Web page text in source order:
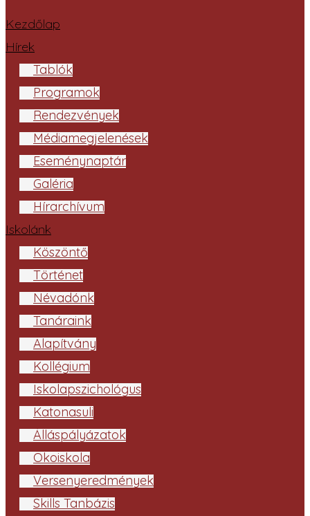
Kezdőlap
Hírek
Tablók
Programok
Rendezvények
Médiamegjelenések
Eseménynaptár
Galéria
Hírarchívum
Iskolánk
Köszöntő
Történet
Névadónk
Tanáraink
Alapítvány
Kollégium
Iskolapszichológus
Katonasuli
Álláspályázatok
Ökoiskola
Versenyeredmények
Skills Tanbázis